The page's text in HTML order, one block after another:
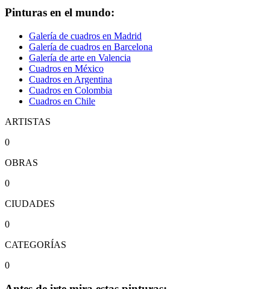
Pinturas en el mundo:
Galería de cuadros en Madrid
Galería de cuadros en Barcelona
Galería de arte en Valencia
Cuadros en México
Cuadros en Argentina
Cuadros en Colombia
Cuadros en Chile
ARTISTAS
0
OBRAS
0
CIUDADES
0
CATEGORÍAS
0